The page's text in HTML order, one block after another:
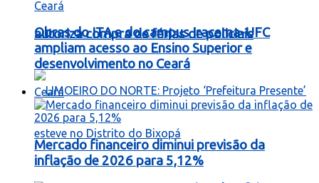
autoriza compra de férias de policiais
Obras do ITA e do campus Iracema-UFC
ampliam acesso ao Ensino Superior e
desenvolvimento no Ceará
Ceará
Mercado financeiro diminui previsão da
inflação de 2026 para 5,12%